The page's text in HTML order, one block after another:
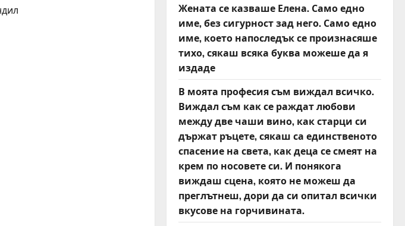
Жената се казваше Елена. Само едно
име, без сигурност зад него. Само едно
име, което напоследък се произнасяше
тихо, сякаш всяка буква можеше да я
издаде
В моята професия съм виждал всичко.
Виждал съм как се раждат любови
между две чаши вино, как старци си
държат ръцете, сякаш са единственото
спасение на света, как деца се смеят на
крем по носовете си. И понякога
виждаш сцена, която не можеш да
преглътнеш, дори да си опитал всички
вкусове на горчивината.